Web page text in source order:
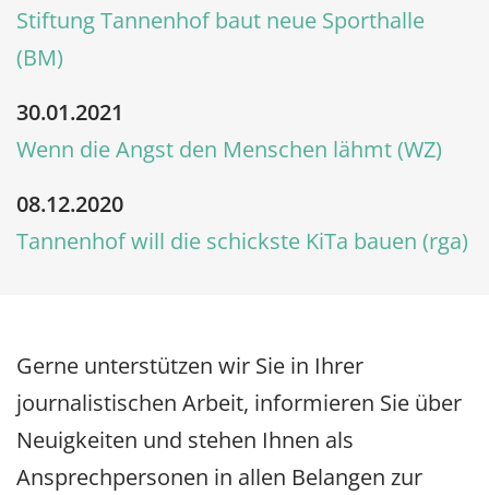
Stiftung Tannenhof baut neue Sporthalle
(BM)
30.01.2021
Wenn die Angst den Menschen lähmt (WZ)
08.12.2020
Tannenhof will die schickste KiTa bauen (rga)
Gerne unterstützen wir Sie in Ihrer
journalistischen Arbeit, informieren Sie über
Neuigkeiten und stehen Ihnen als
Ansprechpersonen in allen Belangen zur